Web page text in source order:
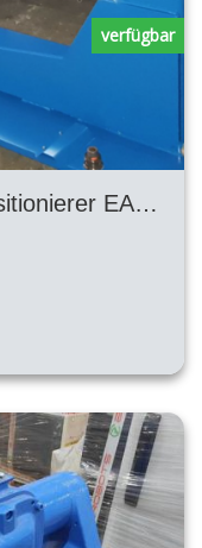
Motoman-Schweißzelle: Positionierer EA1900N NX100 + und SKS-Schweißgerät
verfügbar